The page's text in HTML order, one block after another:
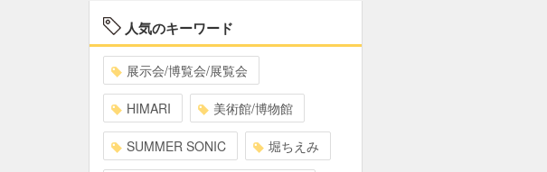
人気のキーワード
展示会/博覧会/展覧会
HIMARI 美術館/博物館
SUMMER SONIC 堀ちえみ